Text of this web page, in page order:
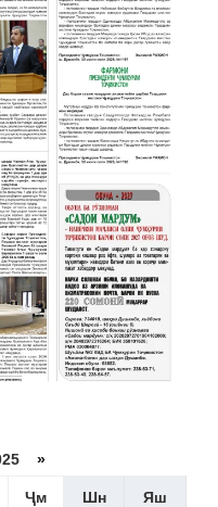
»
Ҷм Шн Яш